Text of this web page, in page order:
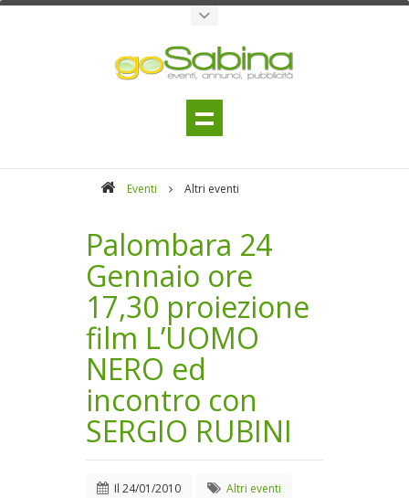
Eventi Altri eventi
Palombara 24
Gennaio ore
17,30 proiezione
film L’UOMO
NERO ed
incontro con
SERGIO RUBINI
Il 24/01/2010 Altri eventi